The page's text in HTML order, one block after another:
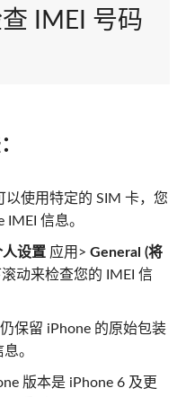
IMEI 号码
以使用特定的 SIM 卡，您
信息。
人设置 应用> General (将
动来检查您的 IMEI 信
保留 iPhone 的原始包装
。
版本是 iPhone 6 及更